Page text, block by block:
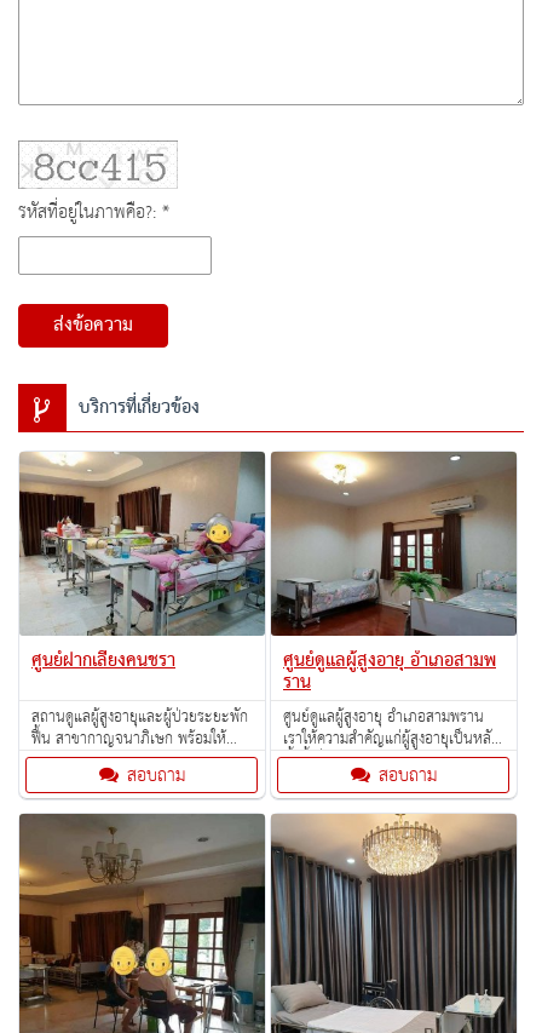
รหัสที่อยู่ในภาพคือ?: *
ส่งข้อความ
บริการที่เกี่ยวข้อง
ศูนย์ฝากเลี้ยงคนชรา
สถานดูแลผู้สูงอายุและผู้ป่วยระยะพัก
ฟื้น สาขากาญจนาภิเษก พร้อมให้
บริการค่ะ พบกับ Nursinghome
ระดับ Premiumสอบถาม
ศูนย์ดูแลผู้สูงอายุ อำเภอสามพ
ราน
ศูนย์ดูแลผู้สูงอายุ อำเภอสามพราน
เราให้ความสำคัญแก่ผู้สูงอายุเป็นหลัก
ทั้งนี้เพื่อให้เกิดผลดีต่อสุขภาพกาย
สอบถาม